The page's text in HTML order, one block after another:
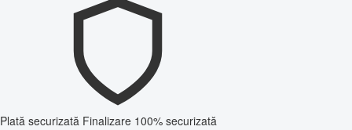
Plată securizată Finalizare 100% securizată